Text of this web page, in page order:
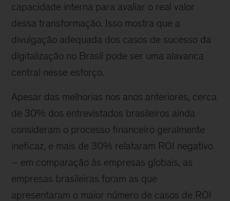
capacidade interna para avaliar o real valor
dessa transformação. Isso mostra que a
divulgação adequada dos casos de sucesso da
digitalização no Brasil pode ser uma alavanca
central nesse esforço.
Apesar das melhorias nos anos anteriores, cerca
de 30% dos entrevistados brasileiros ainda
consideram o processo financeiro geralmente
ineficaz, e mais de 30% relataram ROI negativo
– em comparação às empresas globais, as
empresas brasileiras foram as que
apresentaram o maior número de casos de ROI